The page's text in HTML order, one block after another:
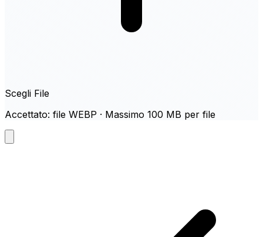
Scegli File
Accettato: file WEBP · Massimo 100 MB per file